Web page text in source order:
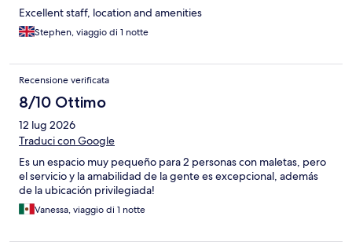
Excellent staff, location and amenities
Stephen, viaggio di 1 notte
Recensione verificata
8/10 Ottimo
12 lug 2026
Traduci con Google
Es un espacio muy pequeño para 2 personas con maletas, pero
el servicio y la amabilidad de la gente es excepcional, además
de la ubicación privilegiada!
Vanessa, viaggio di 1 notte